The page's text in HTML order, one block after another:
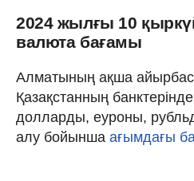
2024 жылғы 10
валюта бағамы
Алматының ақша
Қазақстанның
долларды, еуроны,
алу бойынша ағымдағы